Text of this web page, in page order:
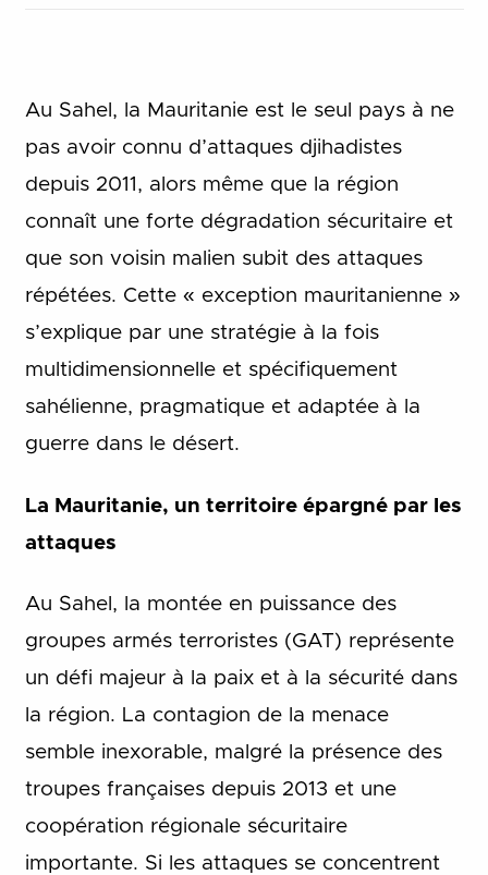
Au Sahel, la Mauritanie est le seul pays à ne
pas avoir connu d’attaques djihadistes
depuis 2011, alors même que la région
connaît une forte dégradation sécuritaire et
que son voisin malien subit des attaques
répétées. Cette « exception mauritanienne »
s’explique par une stratégie à la fois
multidimensionnelle et spécifiquement
sahélienne, pragmatique et adaptée à la
guerre dans le désert.
La Mauritanie, un territoire épargné par les
attaques
Au Sahel, la montée en puissance des
groupes armés terroristes (GAT) représente
un défi majeur à la paix et à la sécurité dans
la région. La contagion de la menace
semble inexorable, malgré la présence des
troupes françaises depuis 2013 et une
coopération régionale sécuritaire
importante. Si les attaques se concentrent